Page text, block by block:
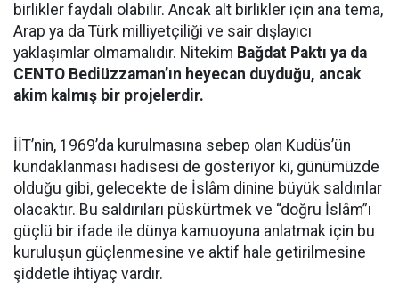
birlikler faydalı olabilir. Ancak alt birlikler için ana tema,
Arap ya da Türk milliyetçiliği ve sair dışlayıcı
yaklaşımlar olmamalıdır. Nitekim Bağdat Paktı ya da
CENTO Bediüzzaman’ın heyecan duyduğu, ancak
akim kalmış bir projelerdir.
İİT’nin, 1969’da kurulmasına sebep olan Kudüs’ün
kundaklanması hadisesi de gösteriyor ki, günümüzde
olduğu gibi, gelecekte de İslâm dinine büyük saldırılar
olacaktır. Bu saldırıları püskürtmek ve “doğru İslâm”ı
güçlü bir ifade ile dünya kamuoyuna anlatmak için bu
kuruluşun güçlenmesine ve aktif hale getirilmesine
şiddetle ihtiyaç vardır.